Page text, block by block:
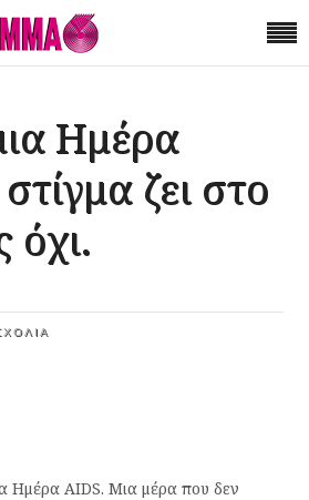
Ημέρα
ζει στο
όχι.
Ημέρα AIDS. Μια μέρα που δεν